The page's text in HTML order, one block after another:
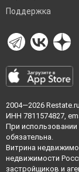
Поддержка
2004—2026 Restate.ru
ИНН 7811574827,
При использовании
обязательна.
Витрина
недвижимости
застройщиков и